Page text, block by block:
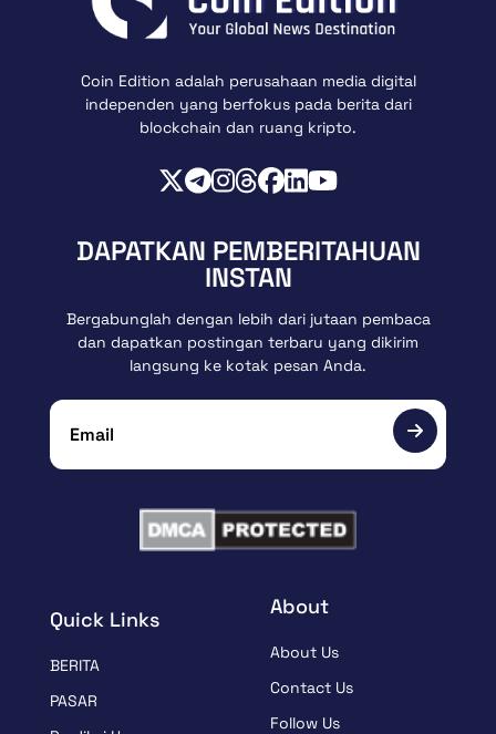
Coin Edition adalah perusahaan media digital
independen yang berfokus pada berita dari
blockchain dan ruang kripto.
Quick Links
BERITA
PASAR
About
About Us
Contact Us
Follow Us
DAPATKAN PEMBERITAHUAN
INSTAN
Bergabunglah dengan lebih dari jutaan pembaca
dan dapatkan postingan terbaru yang dikirim
langsung ke kotak pesan Anda.